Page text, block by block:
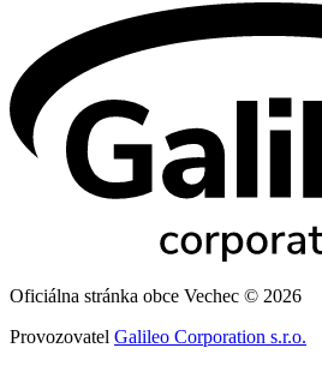
Oficiálna stránka obce Vechec © 2026
Provozovatel Galileo Corporation s.r.o.